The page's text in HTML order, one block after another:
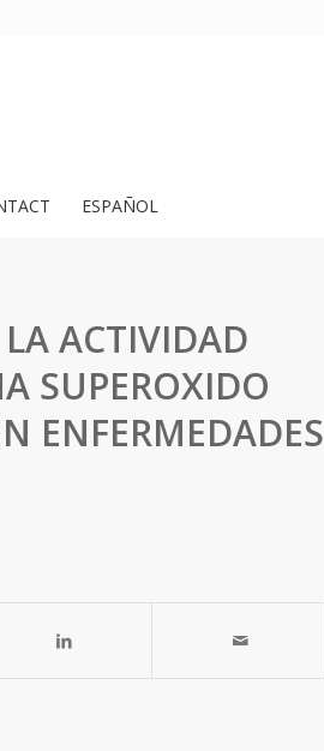
ESPAÑOL
ACTIVIDAD
SUPEROXIDO
ENFERMEDADES